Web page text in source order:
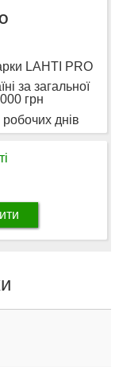
LAHTI PRO
за загальної
грн
днів